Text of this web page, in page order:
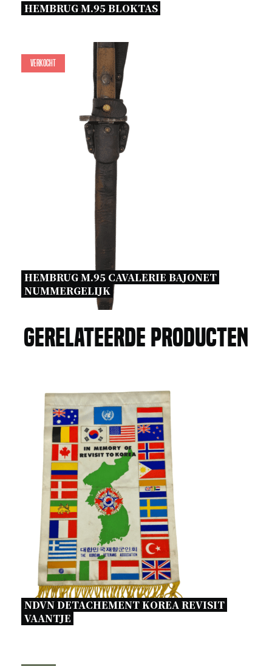
HEMBRUG M.95 BLOKTAS
Verkocht
HEMBRUG M.95 CAVALERIE BAJONET
NUMMERGELIJK
Gerelateerde producten
NDVN DETACHEMENT KOREA REVISIT
VAANTJE